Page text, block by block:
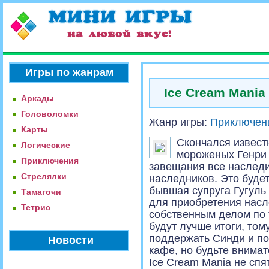
Игры по жанрам
Аркады
Головоломки
Карты
Логические
Приключения
Стрелялки
Тамагочи
Тетрис
Новости
Ice Cream Mania
Жанр игры:
Скончался
мороженых
завещания все
наследников. Это
бывшая супруга
для приобретения
собственным делом по
будут лучше итоги,
поддержать Синди и
кафе, но будьте
Ice Cream Mania не